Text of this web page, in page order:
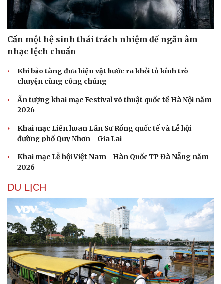
Văn hóa
Sân khấu - Điện ảnh
Văn học
Âm nhạc
Di sản
Giải trí
Nghệ sĩ
Thời trang
Sao Việt
Cần một hệ sinh thái trách nhiệm để ngăn âm
nhạc lệch chuẩn
Khi bảo tàng đưa hiện vật bước ra khỏi tủ kính trò
chuyện cùng công chúng
Ấn tượng khai mạc Festival võ thuật quốc tế Hà Nội năm
2026
Khai mạc Liên hoan Lân Sư Rồng quốc tế và Lễ hội
đường phố Quy Nhơn - Gia Lai
Khai mạc Lễ hội Việt Nam - Hàn Quốc TP Đà Nẵng năm
2026
DU LỊCH